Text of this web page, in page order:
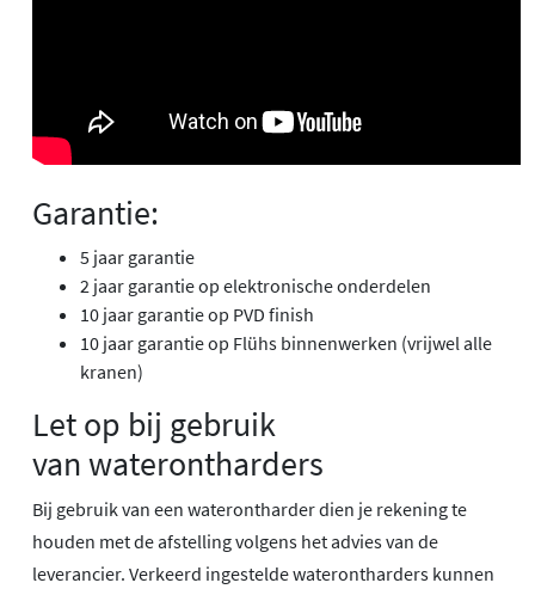
Garantie:
5 jaar garantie
2 jaar garantie op elektronische onderdelen
10 jaar garantie op PVD finish
10 jaar garantie op Flühs binnenwerken (vrijwel alle
kranen)
Let op bij gebruik
van waterontharders
Bij gebruik van een waterontharder dien je rekening te
houden met de afstelling volgens het advies van de
leverancier. Verkeerd ingestelde waterontharders kunnen